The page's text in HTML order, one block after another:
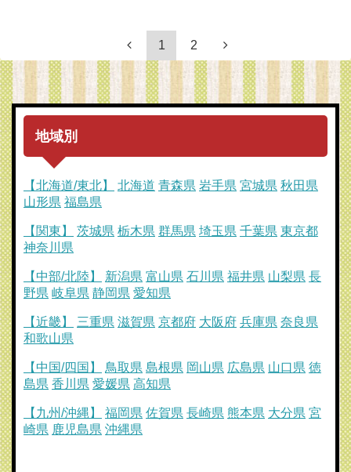
1 2
地域別
【北海道/東北】 北海道 青森県 岩手県 宮城県 秋田県
山形県 福島県
【関東】 茨城県 栃木県 群馬県 埼玉県 千葉県 東京都
神奈川県
【中部/北陸】 新潟県 富山県 石川県 福井県 山梨県 長
野県 岐阜県 静岡県 愛知県
【近畿】 三重県 滋賀県 京都府 大阪府 兵庫県 奈良県
和歌山県
【中国/四国】 鳥取県 島根県 岡山県 広島県 山口県 徳
島県 香川県 愛媛県 高知県
【九州/沖縄】 福岡県 佐賀県 長崎県 熊本県 大分県 宮
崎県 鹿児島県 沖縄県